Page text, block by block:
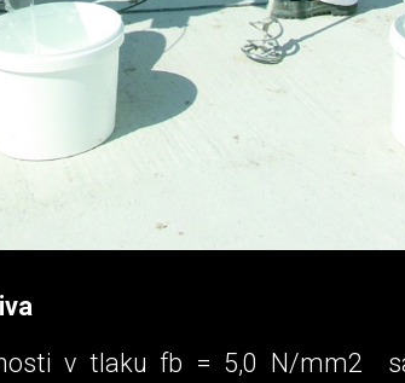
v tlaku fb = 5,0 N/mm2